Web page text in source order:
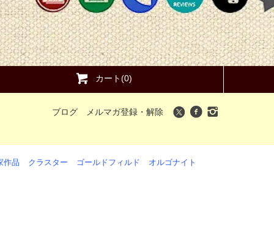
カート(0)
ブログ メルマガ登録・解除
作品 クラスター ゴールドフィルド オルゴナイト